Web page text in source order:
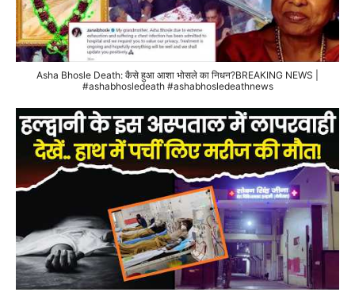
Asha Bhosle Death: कैसे हुआ आशा भोसले का निधन?BREAKING NEWS |
#ashabhosledeath #ashabhosledeathnews